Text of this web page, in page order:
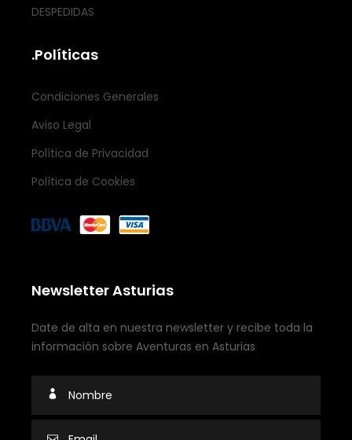
DESPEDIDAS
.Políticas
Condiciones Generales
Aviso Legal
Política de Privacidad
Política de Cookies
Newsletter Asturias
Date de alta en nuestra newsletter y recibe toda la
información sobre Aventuras en Asturias